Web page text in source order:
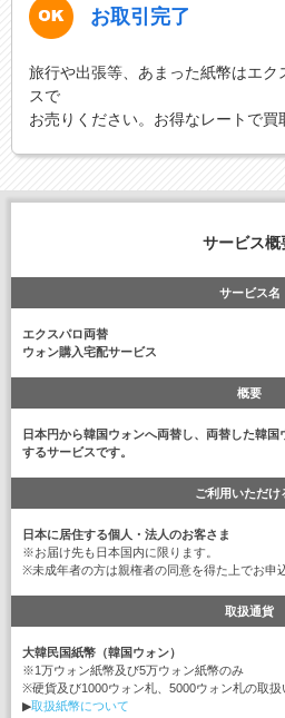
お取引完了
旅行や出張等、あまった紙幣はエ
スで
お売りください。お得なレートで買
サービス概
サービス名
エクスパロ両替
ウォン購入宅配サービス
概要
日本円から韓国ウォンへ両替し、両替した韓
するサービスです。
ご利用いただけ
日本に居住する個人・法人のお客さま
※お届け先も日本国内に限ります。
※未成年者の方は親権者の同意を得た上でお申
取扱通貨
大韓民国紙幣（韓国ウォン）
※1万ウォン紙幣及び5万ウォン紙幣のみ
※硬貨及び1000ウォン札、5000ウォン札の取扱
▶取扱紙幣について